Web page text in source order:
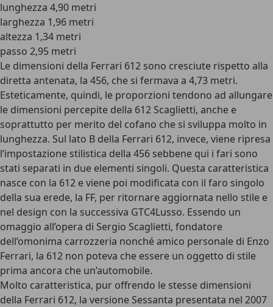
lunghezza 4,90 metri
larghezza 1,96 metri
altezza 1,34 metri
passo 2,95 metri
Le dimensioni della Ferrari 612 sono cresciute rispetto alla
diretta antenata, la 456, che si fermava a 4,73 metri.
Esteticamente, quindi, le proporzioni tendono ad allungare
le dimensioni percepite della 612 Scaglietti, anche e
soprattutto per merito del cofano che si sviluppa molto in
lunghezza. Sul lato B della Ferrari 612, invece, viene ripresa
l’impostazione stilistica della 456 sebbene qui i fari sono
stati separati in due elementi singoli. Questa caratteristica
nasce con la 612 e viene poi modificata con il faro singolo
della sua erede, la FF, per ritornare aggiornata nello stile e
nel design con la successiva GTC4Lusso. Essendo un
omaggio all’opera di Sergio Scaglietti, fondatore
dell’omonima carrozzeria nonché amico personale di Enzo
Ferrari, la 612 non poteva che essere un oggetto di stile
prima ancora che un’automobile.
Molto caratteristica, pur offrendo le stesse dimensioni
della Ferrari 612, la versione Sessanta presentata nel 2007